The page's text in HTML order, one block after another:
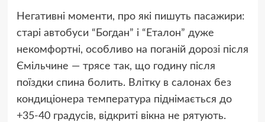
Негативні моменти, про які пишуть пасажири:
старі автобуси “Богдан” і “Еталон” дуже
некомфортні, особливо на поганій дорозі після
Ємільчине — трясе так, що годину після
поїздки спина болить. Влітку в салонах без
кондиціонера температура піднімається до
+35-40 градусів, відкриті вікна не рятують.